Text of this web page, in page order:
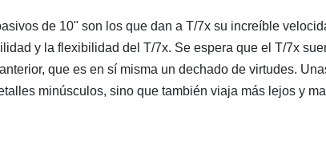
de 10" son los que dan a T/7x su increíble
y la flexibilidad del T/7x. Se espera que el T/7x
que es en sí misma un dechado de virtudes.
minúsculos, sino que también viaja más lejos y